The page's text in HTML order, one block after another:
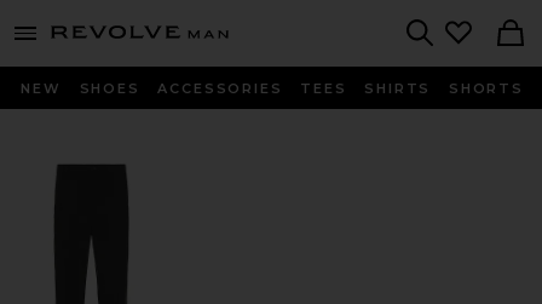
menu - shows more content
Revolve
NEW SHOES ACCESSORIES TEES SHIRTS SHORTS